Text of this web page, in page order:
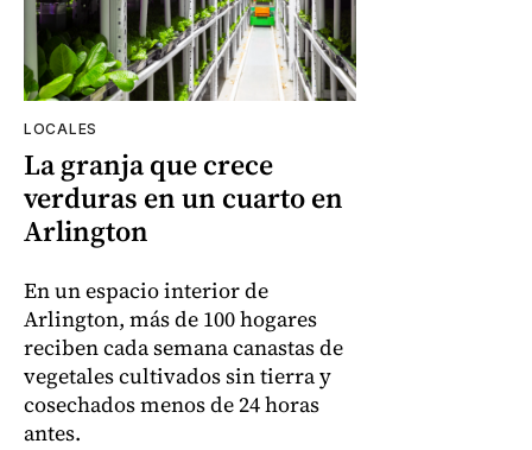
LOCALES
La granja que crece
verduras en un cuarto en
Arlington
En un espacio interior de
Arlington, más de 100 hogares
reciben cada semana canastas de
vegetales cultivados sin tierra y
cosechados menos de 24 horas
antes.